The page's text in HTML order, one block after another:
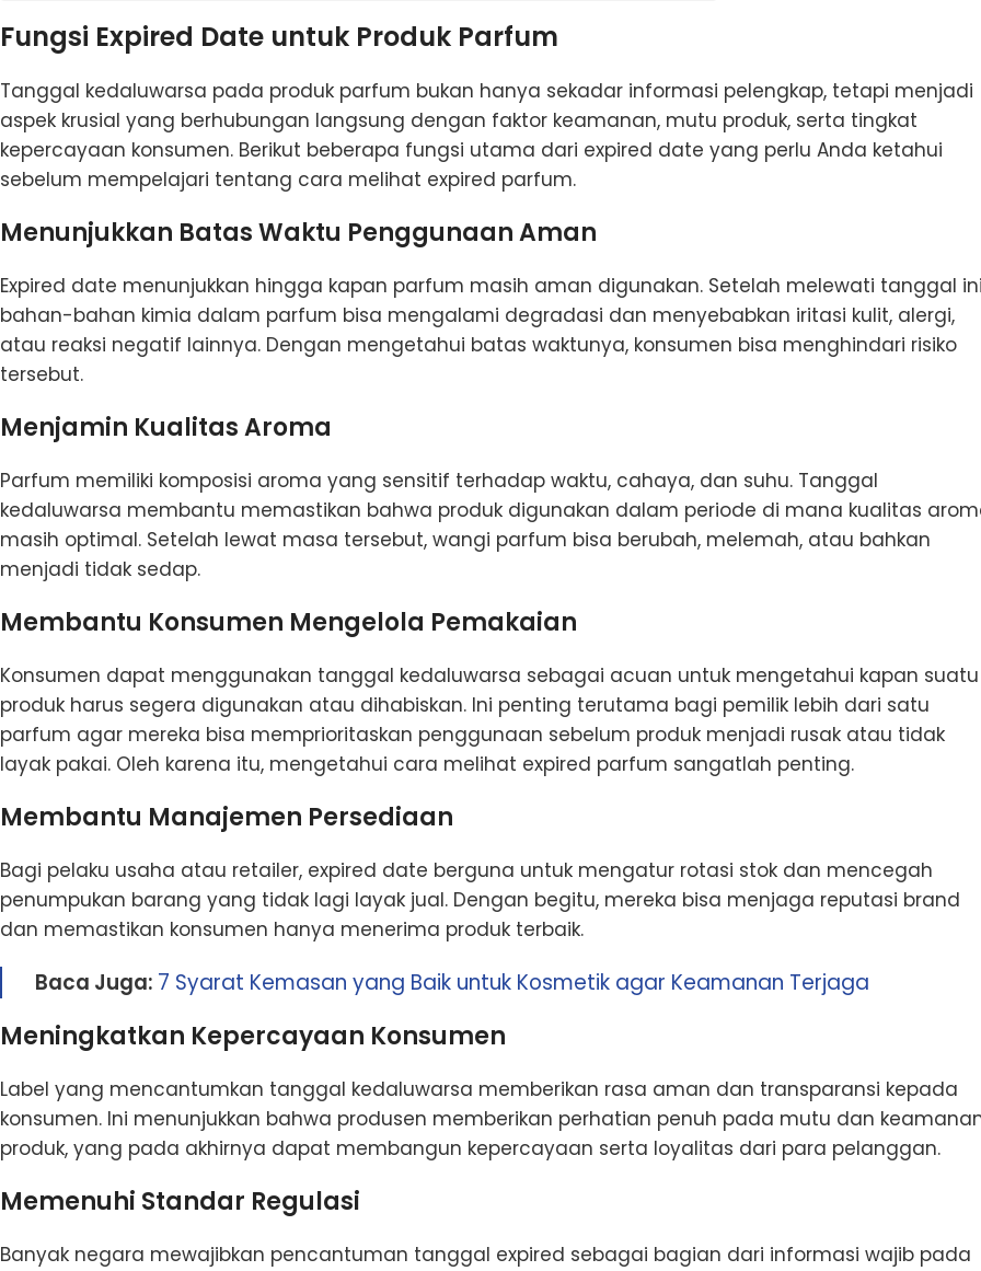
Fungsi Expired Date untuk Produk Parfum
Tanggal kedaluwarsa pada produk parfum bukan hanya sekadar informasi pelengkap, tetapi menjadi
aspek krusial yang berhubungan langsung dengan faktor keamanan, mutu produk, serta tingkat
kepercayaan konsumen. Berikut beberapa fungsi utama dari expired date yang perlu Anda ketahui
sebelum mempelajari tentang cara melihat expired parfum.
Menunjukkan Batas Waktu Penggunaan Aman
Expired date menunjukkan hingga kapan parfum masih aman digunakan. Setelah melewati tanggal
bahan-bahan kimia dalam parfum bisa mengalami degradasi dan menyebabkan iritasi kulit, alergi,
atau reaksi negatif lainnya. Dengan mengetahui batas waktunya, konsumen bisa menghindari risiko
tersebut.
Menjamin Kualitas Aroma
Parfum memiliki komposisi aroma yang sensitif terhadap waktu, cahaya, dan suhu. Tanggal
kedaluwarsa membantu memastikan bahwa produk digunakan dalam periode di mana kualitas
masih optimal. Setelah lewat masa tersebut, wangi parfum bisa berubah, melemah, atau bahkan
menjadi tidak sedap.
Membantu Konsumen Mengelola Pemakaian
Konsumen dapat menggunakan tanggal kedaluwarsa sebagai acuan untuk mengetahui kapan suatu
produk harus segera digunakan atau dihabiskan. Ini penting terutama bagi pemilik lebih dari satu
parfum agar mereka bisa memprioritaskan penggunaan sebelum produk menjadi rusak atau tidak
layak pakai. Oleh karena itu, mengetahui cara melihat expired parfum sangatlah penting.
Membantu Manajemen Persediaan
Bagi pelaku usaha atau retailer, expired date berguna untuk mengatur rotasi stok dan mencegah
penumpukan barang yang tidak lagi layak jual. Dengan begitu, mereka bisa menjaga reputasi brand
dan memastikan konsumen hanya menerima produk terbaik.
Baca Juga: 7 Syarat Kemasan yang Baik untuk Kosmetik agar Keamanan Terjaga
Meningkatkan Kepercayaan Konsumen
Label yang mencantumkan tanggal kedaluwarsa memberikan rasa aman dan transparansi kepada
konsumen. Ini menunjukkan bahwa produsen memberikan perhatian penuh pada mutu dan
produk, yang pada akhirnya dapat membangun kepercayaan serta loyalitas dari para pelanggan.
Memenuhi Standar Regulasi
Banyak negara mewajibkan pencantuman tanggal expired sebagai bagian dari informasi wajib pada